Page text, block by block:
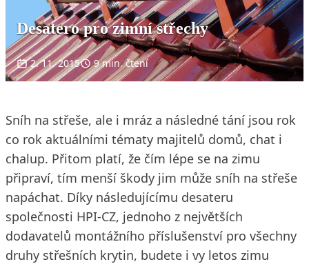
Desatero pro zimní střechy
2. 11. 2015 9 min. čtení
Sníh na střeše, ale i mráz a následné tání jsou rok
co rok aktuálními tématy majitelů domů, chat i
chalup. Přitom platí, že čím lépe se na zimu
připraví, tím menší škody jim může sníh na střeše
napáchat. Díky následujícímu desateru
společnosti HPI-CZ, jednoho z největších
dodavatelů montážního příslušenství pro všechny
druhy střešních krytin, budete i vy letos zimu